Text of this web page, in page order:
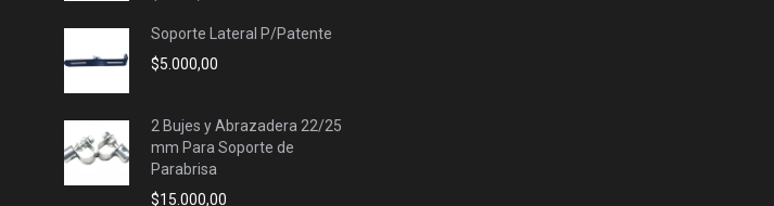
Soporte Lateral P/Patente
$5.000,00
2 Bujes y Abrazadera 22/25
mm Para Soporte de
Parabrisa
$15.000,00